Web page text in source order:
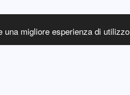
migliore esperienza di utilizzo